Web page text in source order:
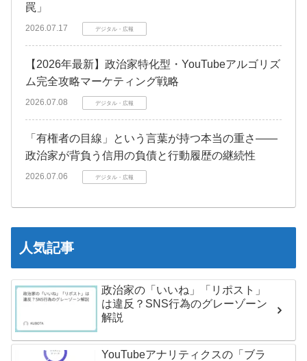
罠」
2026.07.17 デジタル・広報
【2026年最新】政治家特化型・YouTubeアルゴリズ
ム完全攻略マーケティング戦略
2026.07.08 デジタル・広報
「有権者の目線」という言葉が持つ本当の重さ――
政治家が背負う信用の負債と行動履歴の継続性
2026.07.06 デジタル・広報
人気記事
政治家の「いいね」「リポスト」
は違反？SNS行為のグレーゾーン
解説
YouTubeアナリティクスの「ブラ